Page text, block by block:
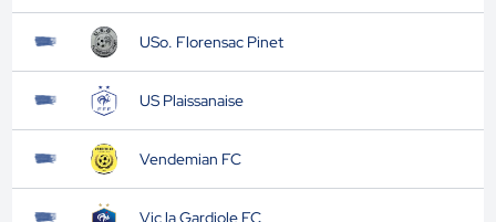
USo. Florensac Pinet
US Plaissanaise
Vendemian FC
Vic la Gardiole FC